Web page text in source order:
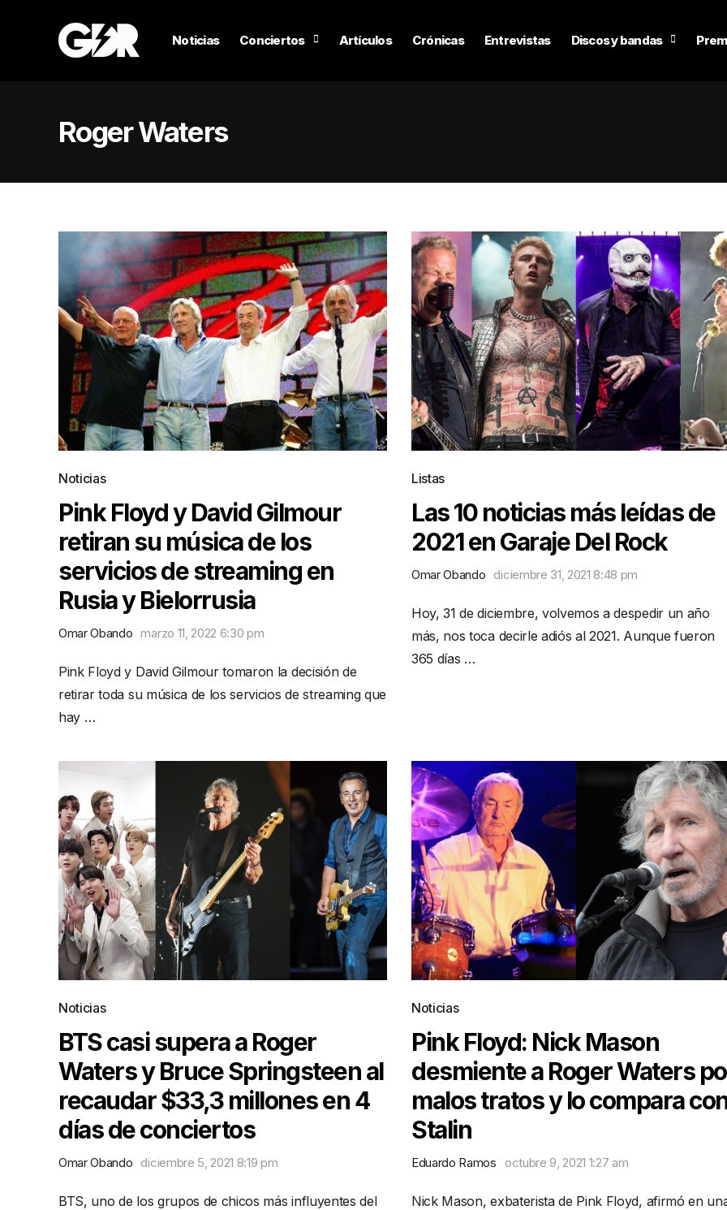
Noticias Conciertos Artículos Crónicas Entrevistas Discos y bandas
Roger Waters
Noticias
Pink Floyd y David Gilmour
retiran su música de los
servicios de streaming en
Rusia y Bielorrusia
Omar Obando marzo 11, 2022 6:30 pm
Pink Floyd y David Gilmour tomaron la decisión de
retirar toda su música de los servicios de streaming que
hay …
Listas
Las 10 noticias más leídas de
2021 en Garaje Del Rock
Omar Obando diciembre 31, 2021 8:48 pm
Hoy, 31 de diciembre, volvemos a despedir un año
más, nos toca decirle adiós al 2021. Aunque fueron
365 días …
Noticias
BTS casi supera a Roger
Waters y Bruce Springsteen al
recaudar $33,3 millones en 4
días de conciertos
Omar Obando diciembre 5, 2021 8:19 pm
BTS, uno de los grupos de chicos más influyentes del
Noticias
Pink Floyd: Nick Mason
desmiente a Roger Waters
malos tratos y lo compara
Stalin
Eduardo Ramos octubre 9, 2021 1:27 am
Nick Mason, exbaterista de Pink Floyd, afirmó en